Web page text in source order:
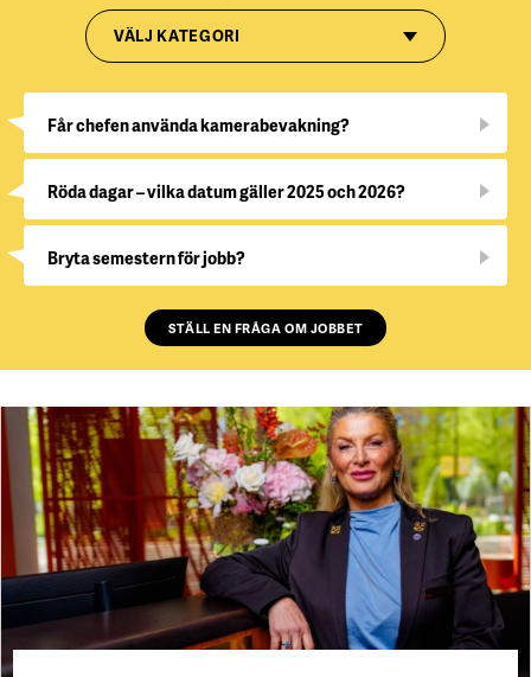
VÄLJ KATEGORI
Får chefen använda kamerabevakning?
Röda dagar – vilka datum gäller 2025 och 2026?
Bryta semestern för jobb?
STÄLL EN FRÅGA OM JOBBET